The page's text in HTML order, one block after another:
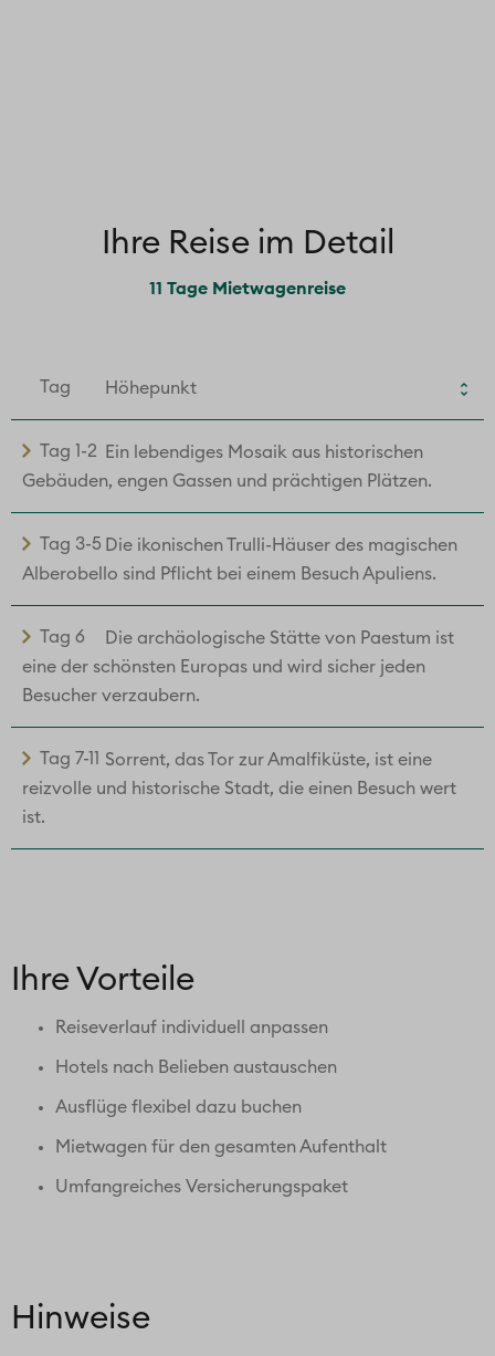
Ihre Reise im Detail
11 Tage Mietwagenreise
Tag Höhepunkt
Tag 1-2
Ein lebendiges Mosaik aus historischen
Gebäuden, engen Gassen und prächtigen Plätzen.
Tag 3-5 Die ikonischen Trulli-Häuser des magischen
Alberobello sind Pflicht bei einem Besuch Apuliens.
Tag 6
Die archäologische Stätte von Paestum ist
eine der schönsten Europas und wird sicher jeden
Besucher verzaubern.
Tag 7-11 Sorrent, das Tor zur Amalfiküste, ist eine
reizvolle und historische Stadt, die einen Besuch wert
ist.
Ihre Vorteile
Reiseverlauf individuell anpassen
Hotels nach Belieben austauschen
Ausflüge flexibel dazu buchen
Mietwagen für den gesamten Aufenthalt
Umfangreiches Versicherungspaket
Hinweise